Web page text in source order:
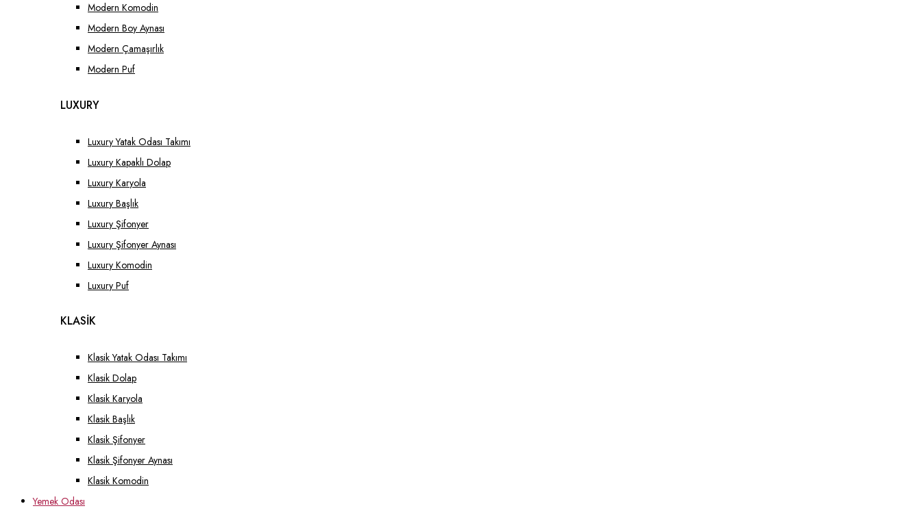
Modern Komodin
Modern Boy Aynası
Modern Çamaşırlık
Modern Puf
LUXURY
Luxury Yatak Odası Takımı
Luxury Kapaklı Dolap
Luxury Karyola
Luxury Başlık
Luxury Şifonyer
Luxury Şifonyer Aynası
Luxury Komodin
Luxury Puf
KLASİK
Klasik Yatak Odası Takımı
Klasik Dolap
Klasik Karyola
Klasik Başlık
Klasik Şifonyer
Klasik Şifonyer Aynası
Klasik Komodin
Yemek Odası